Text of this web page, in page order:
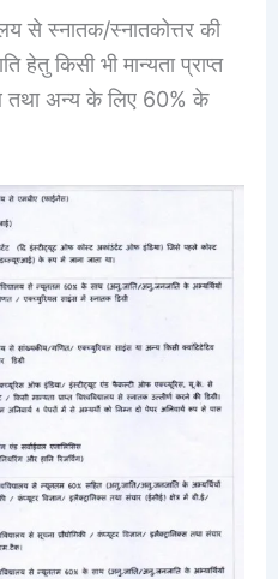
से स्नातक/स्नातकोत्तर की
किसी भी मान्यता प्राप्त
तथा अन्य के लिए 60% के